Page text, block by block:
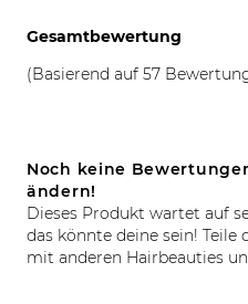
Gesamtbewertung
(Basierend auf 57
Noch keine
ändern!
Dieses Produkt wartet auf
das könnte deine sein! Teile
mit anderen Hairbeauties